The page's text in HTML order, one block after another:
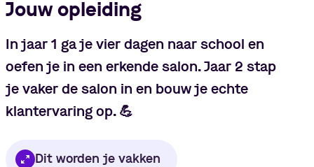
Jouw opleiding
In jaar 1 ga je vier dagen naar school en
oefen je in een erkende salon. Jaar 2 stap
je vaker de salon in en bouw je echte
klantervaring op. 💪
Dit worden je vakken